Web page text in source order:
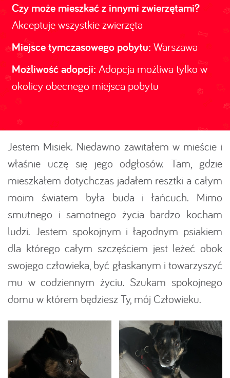
Czy może mieszkać z innymi zwierzętami?
Akceptuje wszystkie zwierzęta
Miejsce tymczasowego pobytu: Warszawa
Możliwość adopcji: Adopcja możliwa tylko w
okolicy obecnego miejsca pobytu
Jestem Misiek. Niedawno zawitałem w mieście i
właśnie uczę się jego odgłosów. Tam, gdzie
mieszkałem dotychczas jadałem resztki a całym
moim światem była buda i łańcuch. Mimo
smutnego i samotnego życia bardzo kocham
ludzi. Jestem spokojnym i łagodnym psiakiem
dla którego całym szczęściem jest leżeć obok
swojego człowieka, być głaskanym i towarzyszyć
mu w codziennym życiu. Szukam spokojnego
domu w którem będziesz Ty, mój Człowieku.